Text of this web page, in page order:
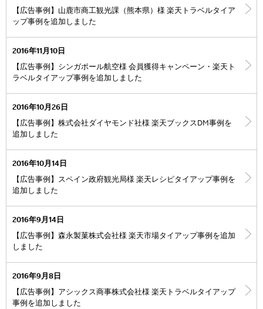
【広告事例】山鹿市商工観光課（熊本県）様 楽天トラベルタイア
ップ事例を追加しました
2016年11月10日
【広告事例】シンガポール航空様 会員獲得キャンペーン・楽天ト
ラベルタイアップ事例を追加しました
2016年10月26日
【広告事例】株式会社ダイヤモンド社様 楽天ブックスDM事例を
追加しました
2016年10月14日
【広告事例】スペイン政府観光局様 楽天レシピタイアップ事例を
追加しました
2016年9月14日
【広告事例】森永製菓株式会社様 楽天市場タイアップ事例を追加
しました
2016年9月8日
【広告事例】アシックス商事株式会社様 楽天トラベルタイアップ
事例を追加しました